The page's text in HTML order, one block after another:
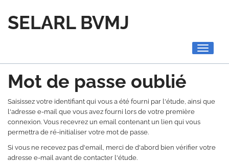
SELARL BVMJ
Toggle
Mot de passe oublié
Saisissez votre identifiant qui vous a été fourni par l'étude, ainsi que
l'adresse e-mail que vous avez fourni lors de votre première
connexion. Vous recevrez un email contenant un lien qui vous
permettra de ré-initialiser votre mot de passe.
Si vous ne recevez pas d'email, merci de d'abord bien vérifier votre
adresse e-mail avant de contacter l'étude.